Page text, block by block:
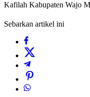
Kafilah Kabupaten Wajo
Sebarkan artikel ini